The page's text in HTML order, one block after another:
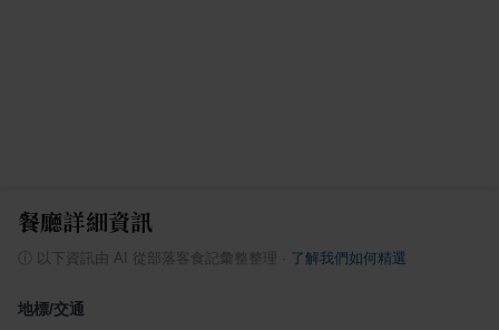
餐廳詳細資訊
ⓘ 以下資訊由 AI 從部落客食記彙整整理 了解我們如何精選
地標/交通